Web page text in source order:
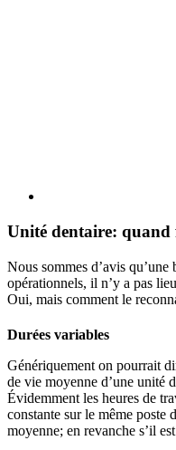
Unité dentaire:
Nous sommes d’avis
opérationnels, il n’y a pas
Oui, mais comment le
Durées variables
Génériquement on pourrait
de vie moyenne d’une unité
Évidemment les heures de
constante sur le même poste
moyenne; en revanche s’il